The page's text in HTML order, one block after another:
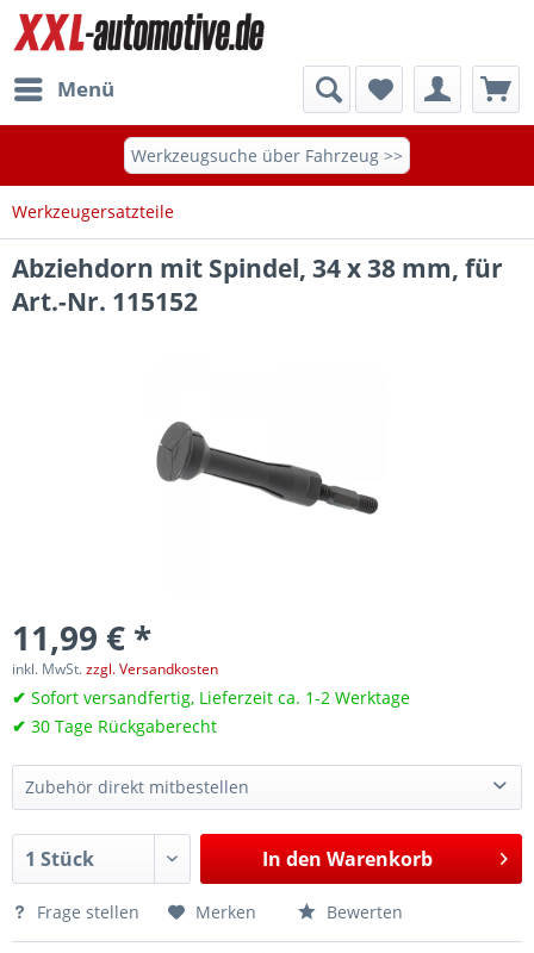
Menü
Werkzeugsuche über Fahrzeug >>
Werkzeugersatzteile
Abziehdorn mit Spindel, 34 x 38 mm, für
Art.-Nr. 115152
11,99 € *
inkl. MwSt.zzgl. Versandkosten
✔ Sofort versandfertig, Lieferzeit ca. 1-2 Werktage
✔ 30 Tage Rückgaberecht
Zubehör direkt mitbestellen
Grundloch-Innenlager-Abzieher-Satz, 11-tlg., Ø 8–34 mm, für Kugellager, Lagersitze, Pilotlager, uvm 160,15 €*
In den Warenkorb
Frage stellen Merken Bewerten